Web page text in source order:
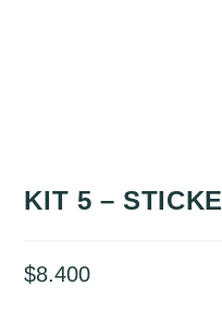
KIT 5 –
$8.400